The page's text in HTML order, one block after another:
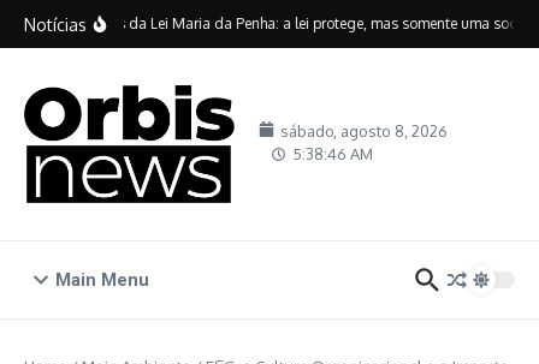
Ir para o conteúdo
Notícias
Vinte anos da Lei Maria da Penha: a lei protege, mas somente uma
sábado, agosto 8, 2026
5:38:47 AM
Main Menu